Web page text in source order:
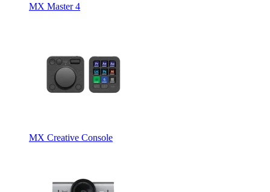
MX Master 4
MX Creative Console